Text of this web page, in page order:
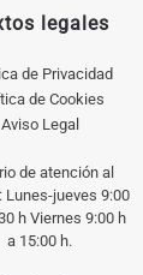
legales
de Privacidad
de Cookies
Aviso Legal
de atención al
Lunes-jueves 9:00
h Viernes 9:00 h
a 15:00 h.